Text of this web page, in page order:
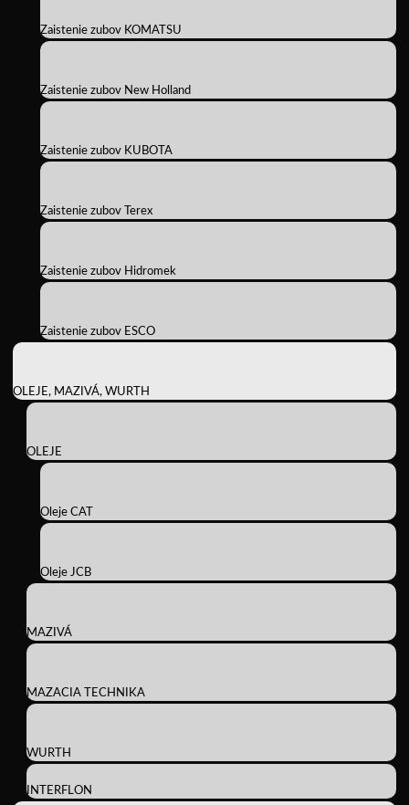
Zaistenie zubov KOMATSU
Zaistenie zubov New Holland
Zaistenie zubov KUBOTA
Zaistenie zubov Terex
Zaistenie zubov Hidromek
Zaistenie zubov ESCO
OLEJE, MAZIVÁ, WURTH
OLEJE
Oleje CAT
Oleje JCB
MAZIVÁ
MAZACIA TECHNIKA
WURTH
INTERFLON